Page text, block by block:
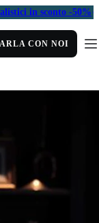
in sconto -50%
CON NOI